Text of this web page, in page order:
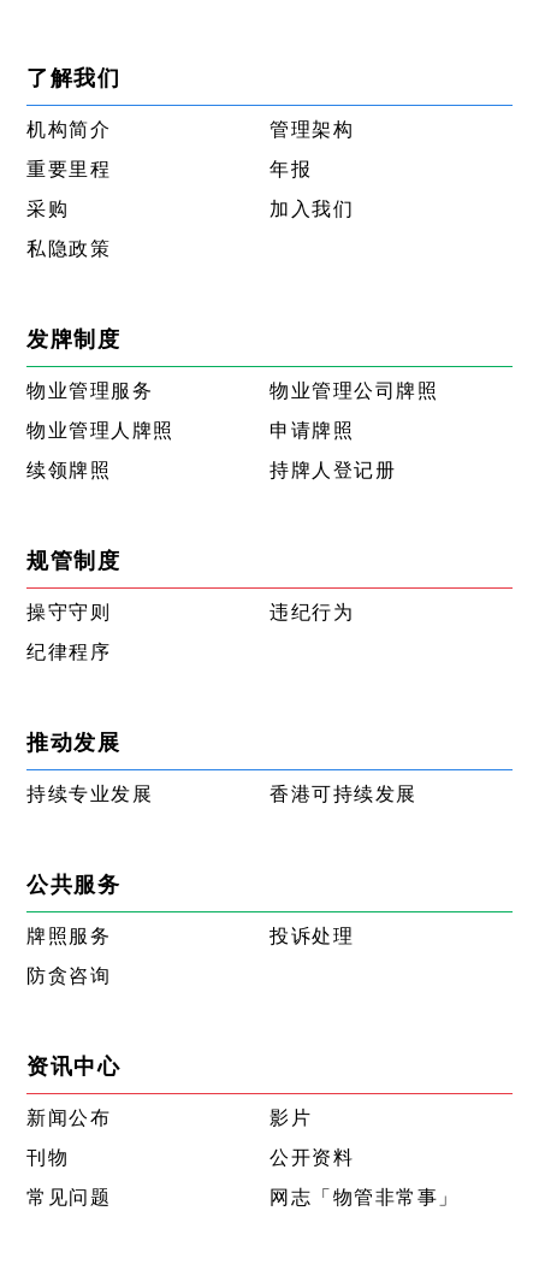
了解我们
机构简介
管理架构
重要里程
年报
采购
加入我们
私隐政策
发牌制度
物业管理服务
物业管理公司牌照
物业管理人牌照
申请牌照
续领牌照
持牌人登记册
规管制度
操守守则
违纪行为
纪律程序
推动发展
持续专业发展 香港可持续发展
公共服务
牌照服务
投诉处理
防贪咨询
资讯中心
新闻公布
影片
刊物
公开资料
常见问题
网志「物管非常事」